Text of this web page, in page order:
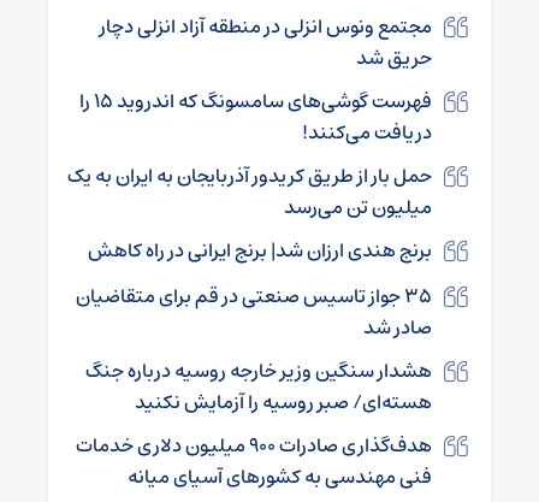
مجتمع ونوس انزلی در منطقه آزاد انزلی دچار
حریق شد
فهرست گوشی‌های سامسونگ که اندروید ۱۵ را
دریافت می‌کنند!
حمل بار از طریق کریدور آذربایجان به ایران به یک
میلیون تن می‌رسد
برنج هندی ارزان شد| برنج ایرانی در راه کاهش
۳۵ جواز تاسیس صنعتی در قم برای متقاضیان
صادر شد
هشدار سنگین وزیر خارجه روسیه درباره جنگ
هسته‌ای/ صبر روسیه را آزمایش نکنید
هدف‌گذاری صادرات ۹۰۰ میلیون دلاری خدمات
فنی مهندسی به کشورهای آسیای میانه